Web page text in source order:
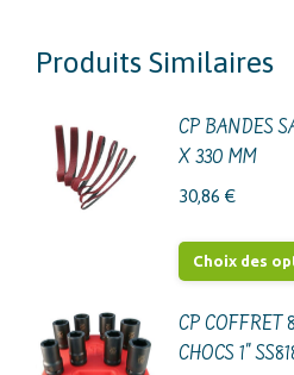
Produits Similaires
CP BANDES
X 330 MM
30,86 €
Choix des
CP COFFRET
CHOCS 1"